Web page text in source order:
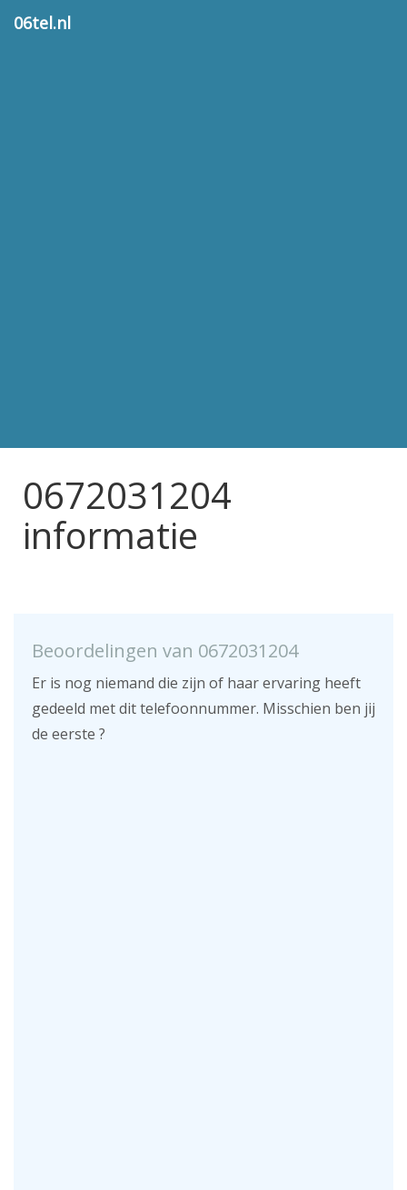
06tel.nl
0672031204
informatie
Beoordelingen van 0672031204
Er is nog niemand die zijn of haar ervaring heeft
gedeeld met dit telefoonnummer. Misschien ben jij
de eerste ?